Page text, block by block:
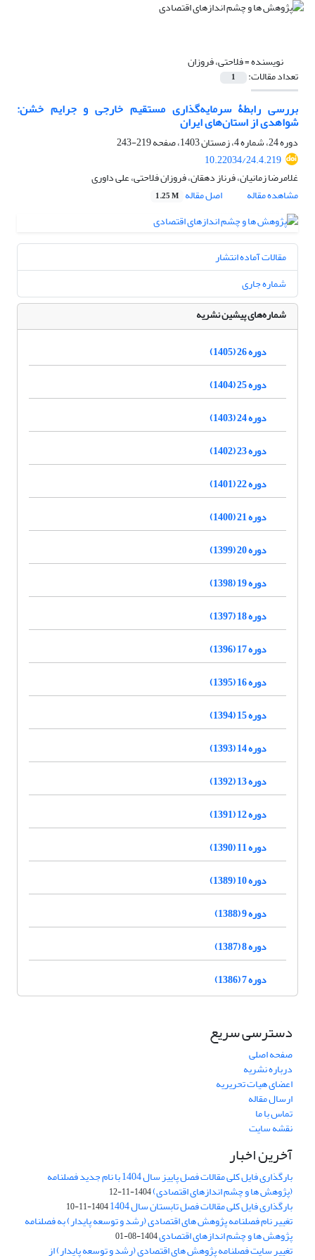
نویسنده =فلاحتی، فروزان
تعداد مقالات: 1
بررسی رابطۀ سرمایه‌گذاری مستقیم خارجی و جرایم خشن:
شواهدی از استان‌های ایران
دوره 24، شماره 4، زمستان 1403، صفحه
219-243
10.22034/24.4.219
غلامرضا زمانیان، فرناز دهقان، فروزان فلاحتی، علی داوری
مشاهده مقاله
اصل مقاله 1.25 M
مقالات آماده انتشار
شماره جاری
شماره‌های پیشین نشریه
دوره 26 (1405)
دوره 25 (1404)
دوره 24 (1403)
دوره 23 (1402)
دوره 22 (1401)
دوره 21 (1400)
دوره 20 (1399)
دوره 19 (1398)
دوره 18 (1397)
دوره 17 (1396)
دوره 16 (1395)
دوره 15 (1394)
دوره 14 (1393)
دوره 13 (1392)
دوره 12 (1391)
دوره 11 (1390)
دوره 10 (1389)
دوره 9 (1388)
دوره 8 (1387)
دوره 7 (1386)
دسترسی سریع
صفحه اصلی
درباره نشریه
اعضای هیات تحریریه
ارسال مقاله
تماس با ما
نقشه سایت
آخرین اخبار
بارگذاری فایل کلی مقالات فصل پاییز سال 1404 با نام جدید فصلنامه
(پژوهش ها و چشم اندازهای اقتصادی)1404-11-12
بارگذاری فایل کلی مقالات فصل تابستان سال 1404 1404-11-10
تغییر نام فصلنامه پژوهش های اقتصادی (رشد و توسعه پایدار) به فصلنامه
پژوهش ها و چشم اندازهای اقتصادی1404-08-01
تغییر سایت فصلنامه پژوهش های اقتصادی (رشد و توسعه پایدار) از